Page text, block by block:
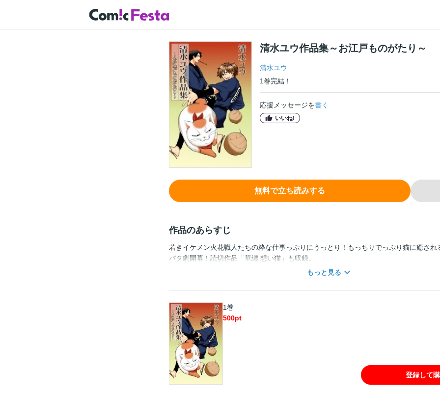
清水ユウ作品集～お江戸ものがたり～
清水ユウ
1巻完結！
応援メッセージを書く
いいね!
無料で立ち読みする
作品のあらすじ
若きイケメン火花職人たちの粋な仕事っぷりにうっとり！もっちりでっぷり猫に癒され
バタ劇開幕！読切作品「華纏 想い猫」も収録。
もっと見る
1巻
500pt
登録して